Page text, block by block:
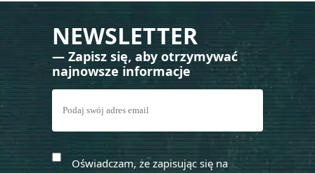
NEWSLETTER
— Zapisz się, aby otrzymywać
najnowsze informacje
Oświadczam, że zapisując się na